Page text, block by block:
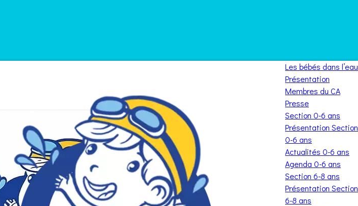
Les bébés dans l’eau
Présentation
Membres du CA
Presse
Section 0-6 ans
Présentation Section
0-6 ans
Actualités 0-6 ans
Agenda 0-6 ans
Section 6-8 ans
Présentation Section
6-8 ans